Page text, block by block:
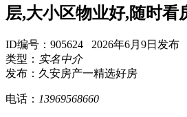
层,大小区物业好,随时看
ID编号：905624 2026年6月9日发布
类型： 实名中介
发布：久安房产一精选好房
电话： 13969568660